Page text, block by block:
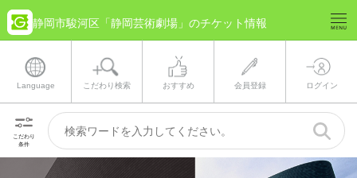
静岡市駿河区「静岡芸術劇場」のチケット情報
Language こだわり検索 おすすめ 会員登録 ログイン
こだわり
条件